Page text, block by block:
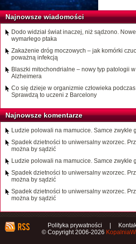
Najnowsze wiadomości
Dodo widział świat inaczej, niż sądzono.
wymarłego ptaka
Zakażenie dróg moczowych – jak komórki
poważną infekcją
Blaszki mitochondrialne – nowy typ patologii
Alzheimera
Co się dzieje w organizmie człowieka
Sprawdzą to uczeni z Barcelony
Najnowsze komentarze
Ludzie polowali na mamucice. Samce zwykle
Spadek dzietności to uniwersalny wzorzec.
można by sądzić
Ludzie polowali na mamucice. Samce zwykle
Spadek dzietności to uniwersalny wzorzec.
można by sądzić
Spadek dzietności to uniwersalny wzorzec.
można by sądzić
Polityka prywatności
© Copyright 2006-2026